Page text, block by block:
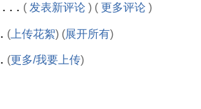
. . ( 发表新评论 ) ( 更多评论 )
( 上传花絮) (展开所有)
(更多/我要上传)